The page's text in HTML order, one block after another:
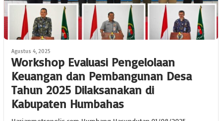
Agustus 4, 2025
Workshop Evaluasi Pengelolaan
Keuangan dan Pembangunan Desa
Tahun 2025 Dilaksanakan di
Kabupaten Humbahas